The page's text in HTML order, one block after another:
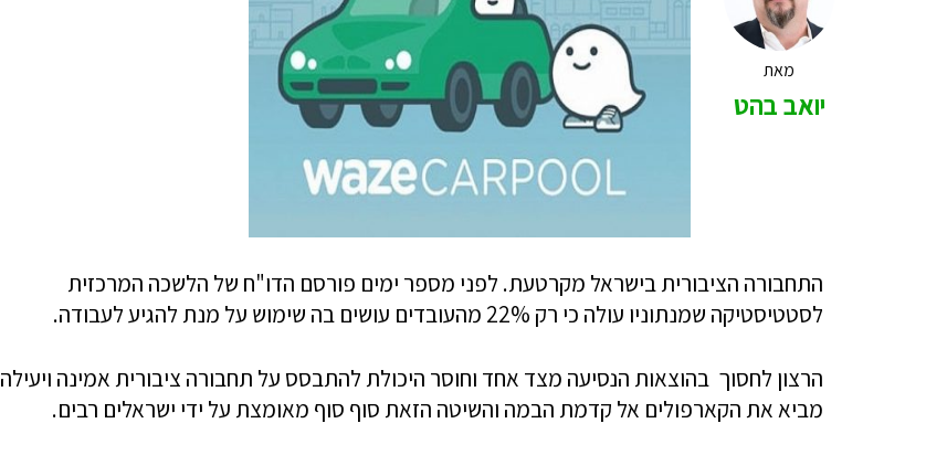
מאת
יואב בהט
התחבורה הציבורית בישראל מקרטעת. לפני מספר ימים פורסם הדו"ח של הלשכה המרכזית
לסטטיסטיקה שמנתוניו עולה כי רק 22% מהעובדים עושים בה שימוש על מנת להגיע לעבודה.
הרצון לחסוך בהוצאות הנסיעה מצד אחד וחוסר היכולת להתבסס על תחבורה ציבורית אמינה ויעילה
מביא את הקארפולים אל קדמת הבמה והשיטה הזאת סוף סוף מאומצת על ידי ישראלים רבים.